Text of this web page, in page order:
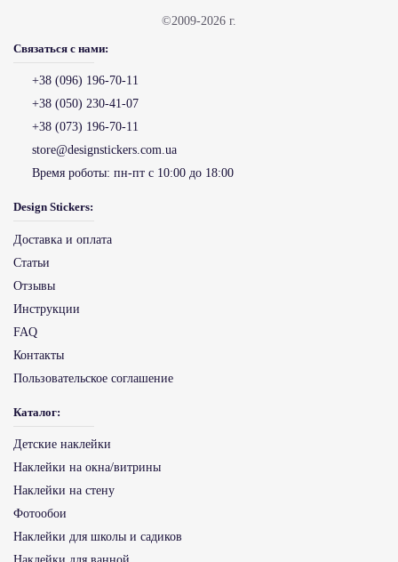
©2009-2026 г.
Связаться с нами:
+38 (096) 196-70-11
+38 (050) 230-41-07
+38 (073) 196-70-11
store@designstickers.com.ua
Время роботы: пн-пт с 10:00 до 18:00
Design Stickers:
Доставка и оплата
Статьи
Отзывы
Инструкции
FAQ
Контакты
Пользовательское соглашение
Каталог:
Детские наклейки
Наклейки на окна/витрины
Наклейки на стену
Фотообои
Наклейки для школы и садиков